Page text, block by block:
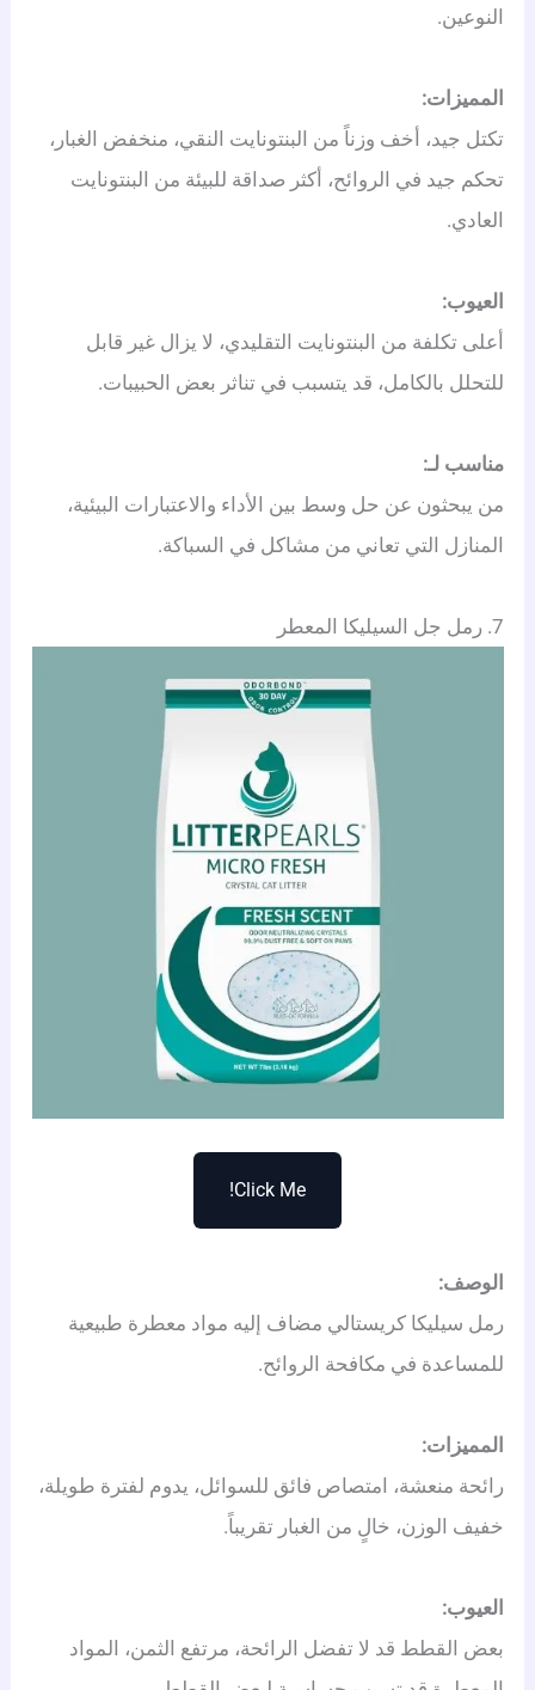
النوعين.
المميزات:
تكتل جيد، أخف وزناً من البنتونايت النقي، منخفض الغبار،
تحكم جيد في الروائح، أكثر صداقة للبيئة من البنتونايت
العادي.
العيوب:
أعلى تكلفة من البنتونايت التقليدي، لا يزال غير قابل
للتحلل بالكامل، قد يتسبب في تناثر بعض الحبيبات.
مناسب لـ:
من يبحثون عن حل وسط بين الأداء والاعتبارات البيئية،
المنازل التي تعاني من مشاكل في السباكة.
Click Me!
الوصف:
رمل سيليكا كريستالي مضاف إليه مواد معطرة طبيعية
للمساعدة في مكافحة الروائح.
المميزات:
رائحة منعشة، امتصاص فائق للسوائل، يدوم لفترة طويلة،
خفيف الوزن، خالٍ من الغبار تقريباً.
العيوب:
بعض القطط قد لا تفضل الرائحة، مرتفع الثمن، المواد